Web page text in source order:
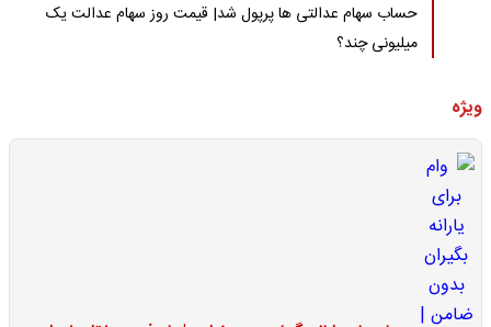
حساب سهام عدالتی ها پرپول شد| قیمت روز سهام عدالت یک
میلیونی چند؟
ویژه